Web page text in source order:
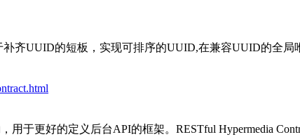
齐UUID的短板，实现可排序的UUID,在兼容UUID的全局
用于更好的定义后台API的框架。RESTful Hypermedia